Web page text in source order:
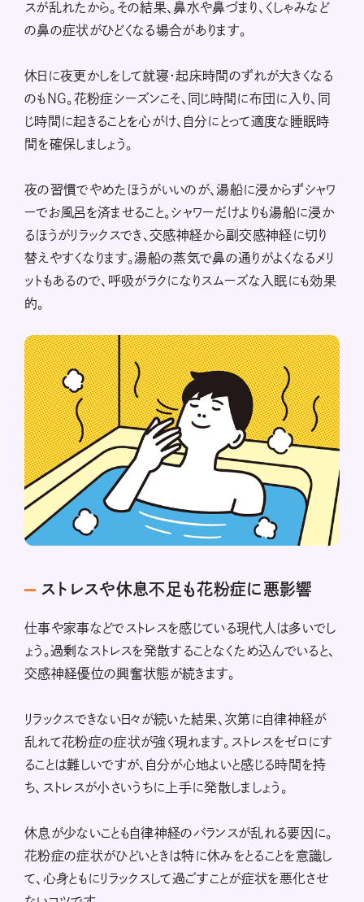
スが乱れたから。その結果、鼻水や鼻づまり、くしゃみなど
の鼻の症状がひどくなる場合があります。
休日に夜更かしをして就寝・起床時間のずれが大きくなる
のもNG。花粉症シーズンこそ、同じ時間に布団に入り、同
じ時間に起きることを心がけ、自分にとって適度な睡眠時
間を確保しましょう。
夜の習慣でやめたほうがいいのが、湯船に浸からずシャワ
ーでお風呂を済ませること。シャワーだけよりも湯船に浸か
るほうがリラックスでき、交感神経から副交感神経に切り
替えやすくなります。湯船の蒸気で鼻の通りがよくなるメリ
ットもあるので、呼吸がラクになりスムーズな入眠にも効果
的。
ストレスや休息不足も花粉症に悪影響
仕事や家事などでストレスを感じている現代人は多いでし
ょう。過剰なストレスを発散することなくため込んでいると、
交感神経優位の興奮状態が続きます。
リラックスできない日々が続いた結果、次第に自律神経が
乱れて花粉症の症状が強く現れます。ストレスをゼロにす
ることは難しいですが、自分が心地よいと感じる時間を持
ち、ストレスが小さいうちに上手に発散しましょう。
休息が少ないことも自律神経のバランスが乱れる要因に。
花粉症の症状がひどいときは特に休みをとることを意識し
て、心身ともにリラックスして過ごすことが症状を悪化させ